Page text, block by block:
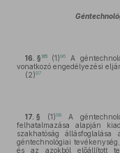
16. § 95 (1)96
A
vonatkozó engedélyezési
(2)97
17. § (1)98A
felhatalmazása alapján
szakhatóság
géntechnológiai
és az azokból előállított